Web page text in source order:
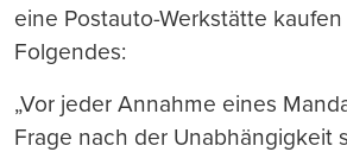
eine Postauto-Werkstätte
Folgendes:
„Vor jeder Annahme eines
Frage nach der Unabhängigkeit